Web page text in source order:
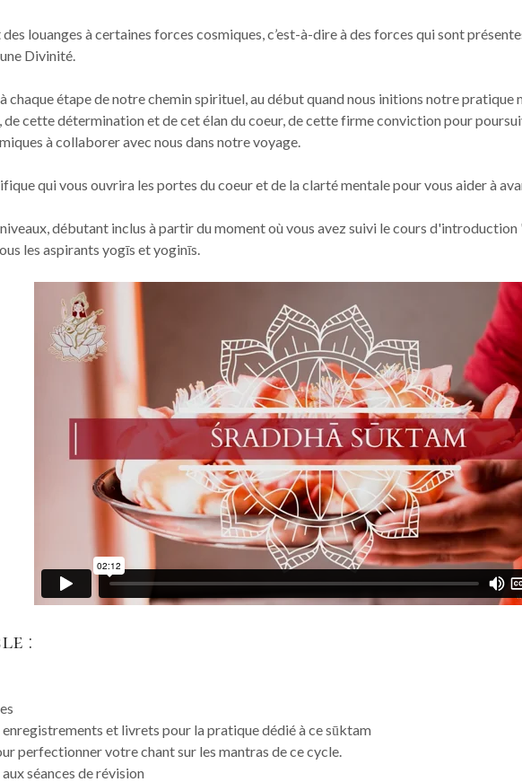
louanges à certaines forces cosmiques, c’est-à-dire à des forces qui sont
Divinité.
chaque étape de notre chemin spirituel, au début quand nous initions notre pratique
cette détermination et de cet élan du coeur, de cette firme conviction pour
à collaborer avec nous dans notre voyage.
qui vous ouvrira les portes du coeur et de la clarté mentale pour vous aider à
débutant inclus à partir du moment où vous avez suivi le cours
les aspirants yogīs et yoginīs.
:
enregistrements et livrets pour la pratique dédié à ce sūktam
perfectionner votre chant sur les mantras de ce cycle.
séances de révision